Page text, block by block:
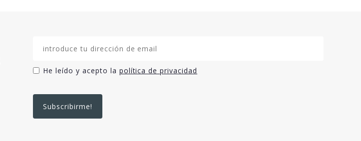
He leído y acepto la política de privacidad